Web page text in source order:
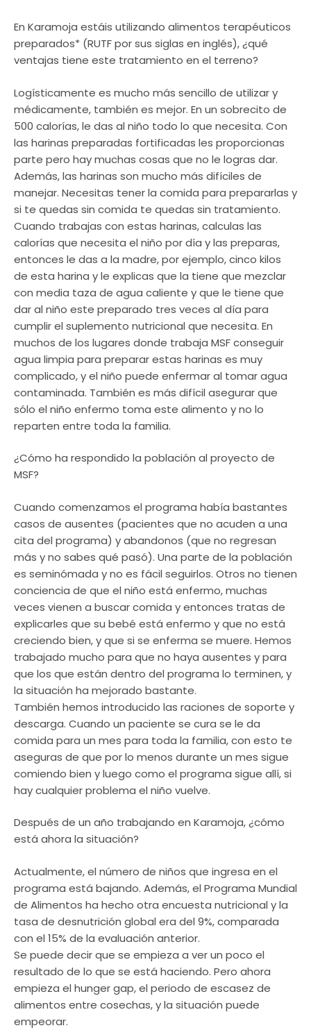
En Karamoja estáis utilizando alimentos terapéuticos
preparados* (RUTF por sus siglas en inglés), ¿qué
ventajas tiene este tratamiento en el terreno?
Logísticamente es mucho más sencillo de utilizar y
médicamente, también es mejor. En un sobrecito de
500 calorías, le das al niño todo lo que necesita. Con
las harinas preparadas fortificadas les proporcionas
parte pero hay muchas cosas que no le logras dar.
Además, las harinas son mucho más difíciles de
manejar. Necesitas tener la comida para prepararlas y
si te quedas sin comida te quedas sin tratamiento.
Cuando trabajas con estas harinas, calculas las
calorías que necesita el niño por día y las preparas,
entonces le das a la madre, por ejemplo, cinco kilos
de esta harina y le explicas que la tiene que mezclar
con media taza de agua caliente y que le tiene que
dar al niño este preparado tres veces al día para
cumplir el suplemento nutricional que necesita. En
muchos de los lugares donde trabaja MSF conseguir
agua limpia para preparar estas harinas es muy
complicado, y el niño puede enfermar al tomar agua
contaminada. También es más difícil asegurar que
sólo el niño enfermo toma este alimento y no lo
reparten entre toda la familia.
¿Cómo ha respondido la población al proyecto de
MSF?
Cuando comenzamos el programa había bastantes
casos de ausentes (pacientes que no acuden a una
cita del programa) y abandonos (que no regresan
más y no sabes qué pasó). Una parte de la población
es seminómada y no es fácil seguirlos. Otros no tienen
conciencia de que el niño está enfermo, muchas
veces vienen a buscar comida y entonces tratas de
explicarles que su bebé está enfermo y que no está
creciendo bien, y que si se enferma se muere. Hemos
trabajado mucho para que no haya ausentes y para
que los que están dentro del programa lo terminen, y
la situación ha mejorado bastante.
También hemos introducido las raciones de soporte y
descarga. Cuando un paciente se cura se le da
comida para un mes para toda la familia, con esto te
aseguras de que por lo menos durante un mes sigue
comiendo bien y luego como el programa sigue allí, si
hay cualquier problema el niño vuelve.
Después de un año trabajando en Karamoja, ¿cómo
está ahora la situación?
Actualmente, el número de niños que ingresa en el
programa está bajando. Además, el Programa Mundial
de Alimentos ha hecho otra encuesta nutricional y la
tasa de desnutrición global era del 9%, comparada
con el 15% de la evaluación anterior.
Se puede decir que se empieza a ver un poco el
resultado de lo que se está haciendo. Pero ahora
empieza el hunger gap, el periodo de escasez de
alimentos entre cosechas, y la situación puede
empeorar.